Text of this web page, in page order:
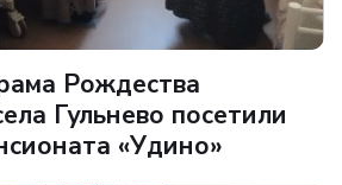
Рождества
Гульнево посетили
«Удино»